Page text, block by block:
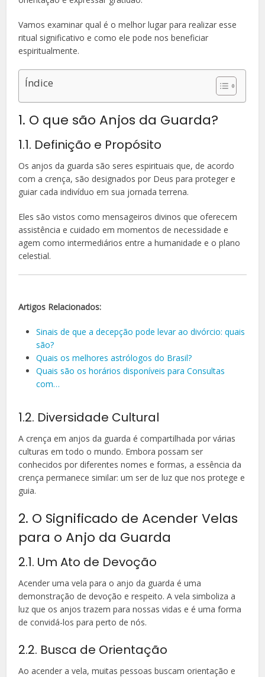
Vamos examinar qual é o melhor lugar para realizar esse
ritual significativo e como ele pode nos beneficiar
espiritualmente.
Índice
1. O que são Anjos da Guarda?
1.1. Definição e Propósito
Os anjos da guarda são seres espirituais que, de acordo
com a crença, são designados por Deus para proteger e
guiar cada indivíduo em sua jornada terrena.
Eles são vistos como mensageiros divinos que oferecem
assistência e cuidado em momentos de necessidade e
agem como intermediários entre a humanidade e o plano
celestial.
Artigos Relacionados:
Sinais de que a decepção pode levar ao divórcio: quais
são?
Quais os melhores astrólogos do Brasil?
Quais são os horários disponíveis para Consultas
com…
1.2. Diversidade Cultural
A crença em anjos da guarda é compartilhada por várias
culturas em todo o mundo. Embora possam ser
conhecidos por diferentes nomes e formas, a essência da
crença permanece similar: um ser de luz que nos protege e
guia.
2. O Significado de Acender Velas
para o Anjo da Guarda
2.1. Um Ato de Devoção
Acender uma vela para o anjo da guarda é uma
demonstração de devoção e respeito. A vela simboliza a
luz que os anjos trazem para nossas vidas e é uma forma
de convidá-los para perto de nós.
2.2. Busca de Orientação
Ao acender a vela, muitas pessoas buscam orientação e